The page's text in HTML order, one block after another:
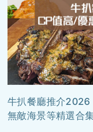
牛扒餐廳推介
無敵海景等精選合